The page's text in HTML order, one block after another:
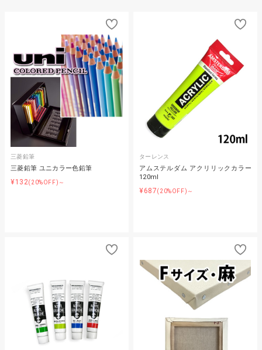
三菱鉛筆
三菱鉛筆 ユニカラー色鉛筆
¥132(20%OFF)～
ターレンス
アムステルダム アクリリックカラー
120ml
¥687(20%OFF)～